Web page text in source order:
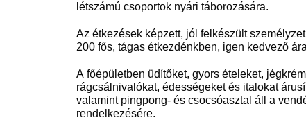
létszámú csoportok nyári táborozására.
Az étkezések képzett, jól felkészült
200 fős, tágas étkezdénkben, igen kedvező
A főépületben üdítőket, gyors ételeket,
rágcsálnivalókat, édességeket és italokat
valamint pingpong- és csocsóasztal áll a
rendelkezésére.